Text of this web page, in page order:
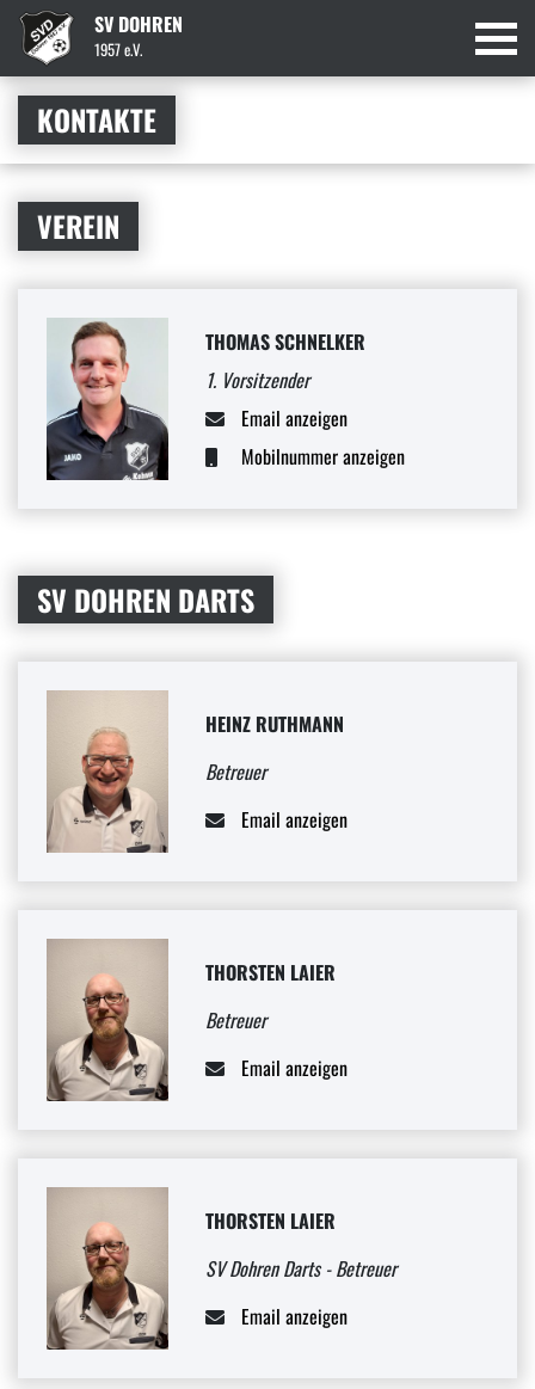
SV DOHREN
1957 e.V.
KONTAKTE
VEREIN
THOMAS SCHNELKER
1. Vorsitzender
Email anzeigen
Mobilnummer anzeigen
SV DOHREN DARTS
HEINZ RUTHMANN
Betreuer
Email anzeigen
THORSTEN LAIER
Betreuer
Email anzeigen
THORSTEN LAIER
SV Dohren Darts - Betreuer
Email anzeigen